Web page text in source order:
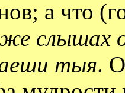
а что
слышах
тыя.